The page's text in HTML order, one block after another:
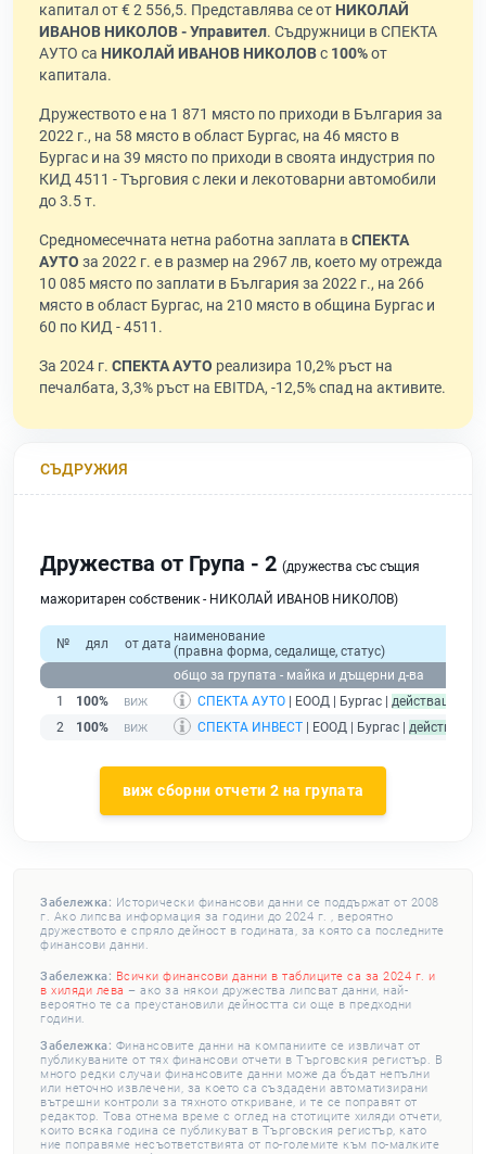
капитал от € 2 556,5. Представлява се от НИКОЛАЙ
ИВАНОВ НИКОЛОВ - Управител. Съдружници в СПЕКТА
АУТО са НИКОЛАЙ ИВАНОВ НИКОЛОВс 100%от
капитала.
Дружеството е на 1 871 място по приходи в България за
2022 г., на 58 място в област Бургас, на 46 място в
Бургас и на 39 място по приходи в своята индустрия по
КИД 4511 - Търговия с леки и лекотоварни автомобили
до 3.5 т.
Средномесечната нетна работна заплата вСПЕКТА
АУТО за 2022 г. е в размер на 2967 лв, което му отрежда
10 085 място по заплати в България за 2022 г., на 266
място в област Бургас, на 210 място в община Бургас и
60 по КИД - 4511.
За 2024 г. СПЕКТА АУТО реализира 10,2% ръст на
печалбата, 3,3% ръст на EBITDA, -12,5% спад на активите.
СЪДРУЖИЯ
Дружества от Група - 2 (дружества със същия
мажоритарен собственик - НИКОЛАЙ ИВАНОВ НИКОЛОВ)
№ дял от дата наименование
(правна форма, седалище, статус)
общо за групата - майка и дъщерни д-ва
1
100% СПЕКТА АУТО | ЕООД | Бургас | действащ
2
100% СПЕКТА ИНВЕСТ | ЕООД | Бургас | действащ
виж сборни отчети 2 на групата
Забележка: Исторически финансови данни се поддържат от 2008
г. Ако липсва информация за години до 2024 г. , вероятно
дружеството е спряло дейност в годината, за която са последните
финансови данни.
Забележка: Всички финансови данни в таблиците са за 2024 г. и
в хиляди лева – ако за някои дружества липсват данни, най-
вероятно те са преустановили дейността си още в предходни
години.
Забележка: Финансовите данни на компаниите се извличат от
публикуваните от тях финансови отчети в Търговския регистър. В
много редки случаи финансовите данни може да бъдат непълни
или неточно извлечени, за което са създадени автоматизирани
вътрешни контроли за тяхното откриване, и те се поправят от
редактор. Това отнема време с оглед на стотиците хиляди отчети,
които всяка година се публикуват в Търговския регистър, като
ние поправяме несъответствията от по-големите към по-малките